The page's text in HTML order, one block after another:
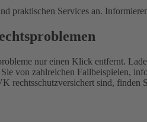
Services an.
nur einen Klick entfernt.
von zahlreichen Fallbeispielen,
rechtsschutzversichert sind,